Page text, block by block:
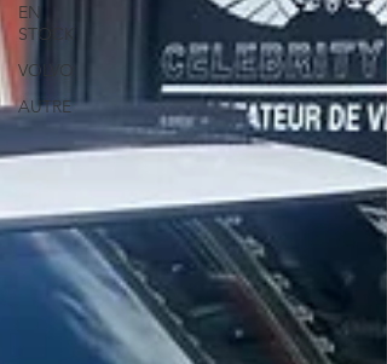
EN
STOCK
VOLVO
AUTRE